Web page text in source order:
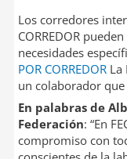
Los corredores
CORREDOR
necesidades
POR CORREDORLa
un colaborador
En palabras de
Federación: “En
compromiso con